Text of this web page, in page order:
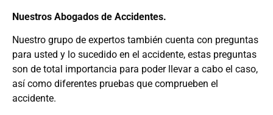
Nuestros Abogados de Accidentes.
Nuestro grupo de expertos también cuenta con preguntas
para usted y lo sucedido en el accidente, estas preguntas
son de total importancia para poder llevar a cabo el caso,
así como diferentes pruebas que comprueben el
accidente.